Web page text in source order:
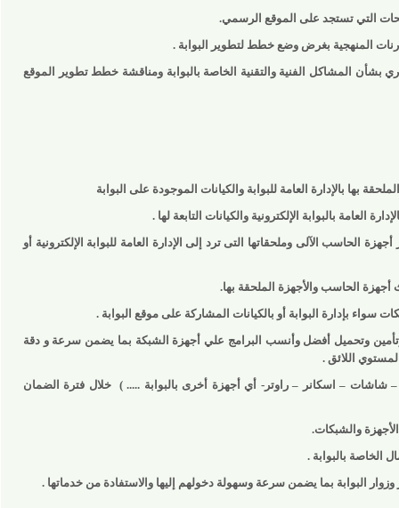
تستجد على الموقع الرسمي.
بغرض وضع خطط لتطوير البوابة .
المشاكل الفنية والتقنية الخاصة بالبوابة ومناقشة خطط تطوير الموقع
بالإدارة العامة للبوابة والكيانات الموجودة على البوابة
بالبوابة الإلكترونية والكيانات التابعة لها .
الآلى وملحقاتها التى ترد إلى الإدارة العامة للبوابة الإلكترونية أو
الحاسب والأجهزة الملحقة بها.
بإدارة البوابة أو بالكيانات المشاركة على موقع البوابة .
وتحميل أفضل وأنسب البرامج علي أجهزة الشبكة بما يضمن سرعة و دقة
اللائق .
– اسكانر – راوتر- أي أجهزة أخرى بالبوابة ..... ) خلال فترة الضمان
والشبكات.
بالبوابة .
بما يضمن سرعة وسهولة دخولهم إليها والاستفادة من خدماتها .